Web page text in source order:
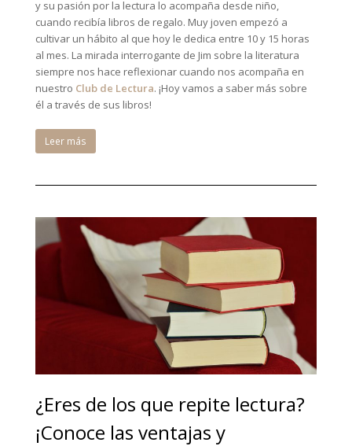
y su pasión por la lectura lo acompaña desde niño,
cuando recibía libros de regalo. Muy joven empezó a
cultivar un hábito al que hoy le dedica entre 10 y 15 horas
al mes. La mirada interrogante de Jim sobre la literatura
siempre nos hace reflexionar cuando nos acompaña en
nuestro Club de Lectura. ¡Hoy vamos a saber más sobre
él a través de sus libros!
Leer más
¿Eres de los que repite lectura?
¡Conoce las ventajas y